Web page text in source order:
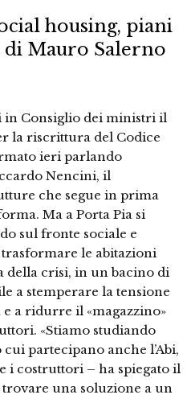
housing, piani
Mauro Salerno
in Consiglio dei ministri il
la riscrittura del Codice
ieri parlando
Nencini, il
che segue in prima
Ma a Porta Pia si
sul fronte sociale e
le abitazioni
della crisi, in un bacino di
a stemperare la tensione
a ridurre il «magazzino»
«Stiamo studiando
partecipano anche l’Abi,
i costruttori – ha spiegato il
una soluzione a un